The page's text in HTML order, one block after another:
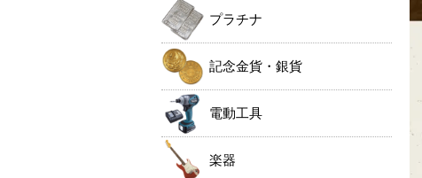
プラチナ
記念金貨・銀貨
電動工具
楽器